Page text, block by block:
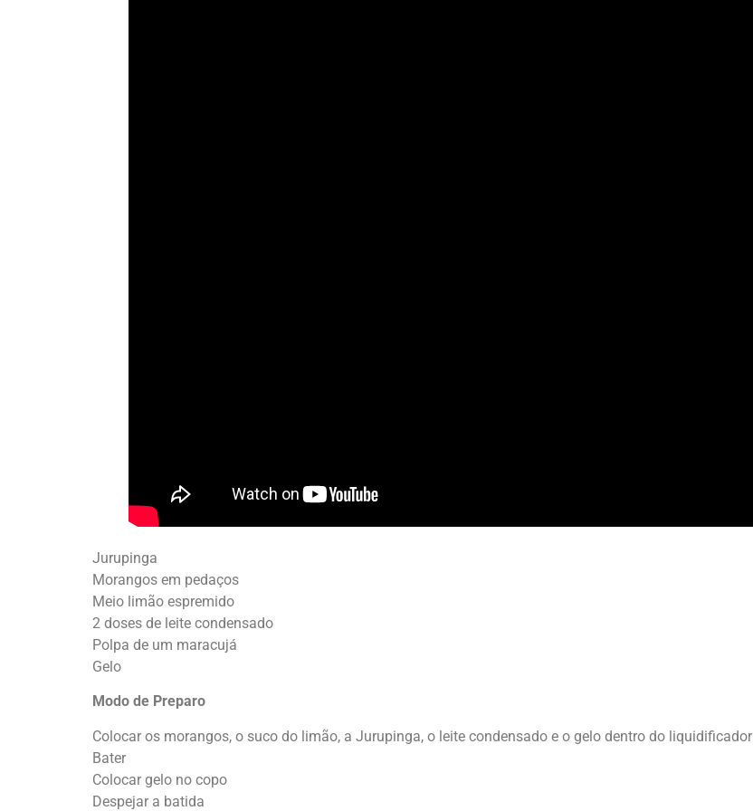
Jurupinga
Morangos em pedaços
Meio limão espremido
2 doses de leite condensado
Polpa de um maracujá
Gelo
Modo de Preparo
Colocar os morangos, o suco do limão, a Jurupinga, o leite condensado e o gelo dentro do liquidificador
Bater
Colocar gelo no copo
Despejar a batida